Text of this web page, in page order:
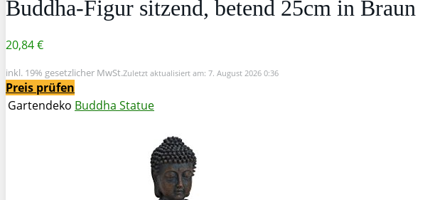
Buddha-Figur sitzend, betend 25cm in Braun
20,84 €
inkl. 19% gesetzlicher MwSt.Zuletzt aktualisiert am: 7. August 2026 0:36
Preis prüfen
Gartendeko Buddha Statue